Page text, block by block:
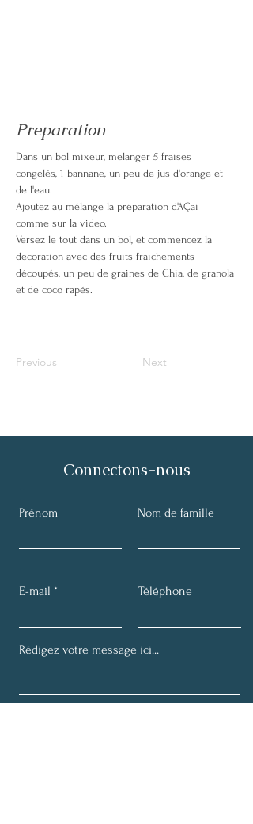
Preparation
Dans un bol mixeur, melanger 5 fraises
congelés, 1 bannane, un peu de jus d'orange et
de l'eau.
Ajoutez au mélange la préparation d'AÇai
comme sur la video.
Versez le tout dans un bol, et commencez la
decoration avec des fruits fraichements
découpés, un peu de graines de Chia, de granola
et de coco rapés.
Previous Next
Connectons-nous
Prénom Nom de famille
E-mail Téléphone